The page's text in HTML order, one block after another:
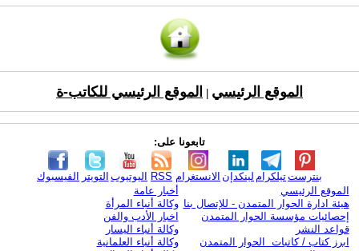
الموقع الرئيسي الموقع الرئيسي للكاتب-ة
تابعونا على:
الفيسبوك التويتر اليوتيوب RSS الانستغرام لينكدإن تيلكرامبنترست
الموقع الرئيسي
هيئة ادارة الحوار المتمدن - للإتصال بنا
إحصائيات مؤسسة الحوار المتمدن
قواعد النشر
ابرز كتاب / كاتبات الحوار المتمدن
أخبار عامة
وكالة أنباء المرأة
اخبار الأدب والفن
وكالة أنباء اليسار
وكالة أنباء العلمانية